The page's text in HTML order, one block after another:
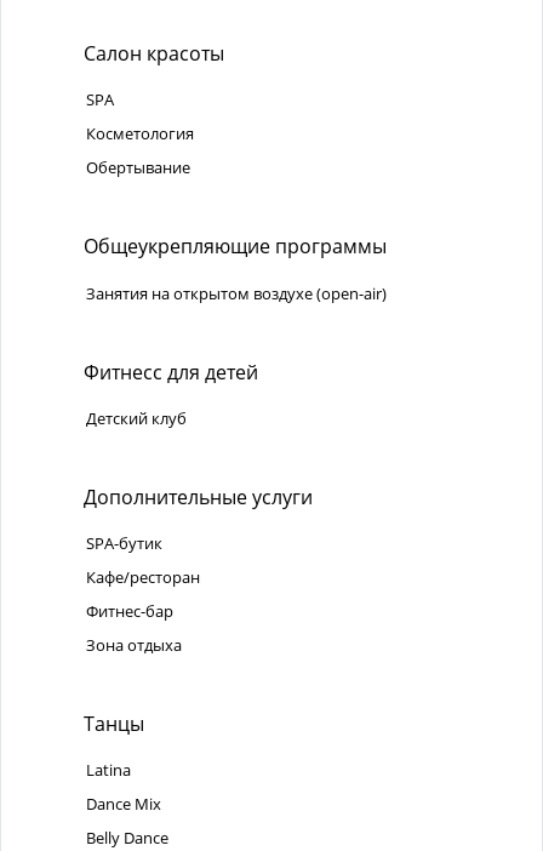
Салон красоты
SPA
Косметология
Обертывание
Общеукрепляющие программы
Занятия на открытом воздухе (open-air)
Фитнесс для детей
Детский клуб
Дополнительные услуги
SPA-бутик
Кафе/ресторан
Фитнес-бар
Зона отдыха
Танцы
Latina
Dance Mix
Belly Dance